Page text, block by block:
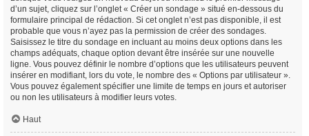
d’un sujet, cliquez sur l’onglet « Créer un sondage » situé en-dessous du
formulaire principal de rédaction. Si cet onglet n’est pas disponible, il est
probable que vous n’ayez pas la permission de créer des sondages.
Saisissez le titre du sondage en incluant au moins deux options dans les
champs adéquats, chaque option devant être insérée sur une nouvelle
ligne. Vous pouvez définir le nombre d’options que les utilisateurs peuvent
insérer en modifiant, lors du vote, le nombre des « Options par utilisateur ».
Vous pouvez également spécifier une limite de temps en jours et autoriser
ou non les utilisateurs à modifier leurs votes.
Haut